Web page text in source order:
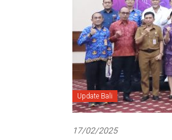
Update Bali
17/02/2025